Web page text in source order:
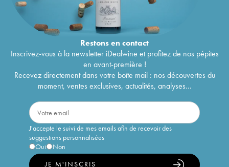
Restons encontact
Inscrivez-vous à la newsletter iDealwine et profitez de nos pépites
en avant-première !
Recevez directement dans votre boîte mail : nos découvertes du
moment, ventes exclusives, actualités, analyses...
J'accepte le suivi de mes emails afin de recevoir des
suggestions personnalisées
Oui
Non
JE M'INSCRIS